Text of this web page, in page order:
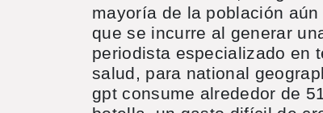
mayoría de la población
que se incurre al generar
periodista especializado en
salud, para national
gpt consume alrededor de